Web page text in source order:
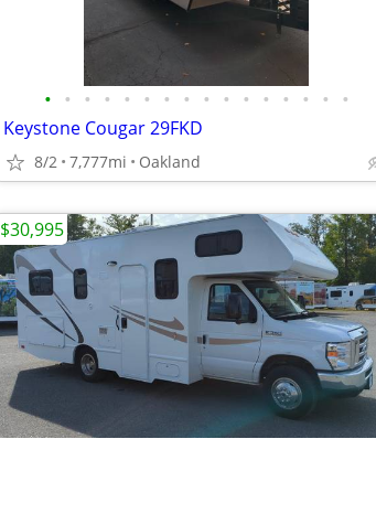
• • • • • • • • • • • • • • • •
Keystone Cougar 29FKD
8/2 7,777mi Oakland
$30,995